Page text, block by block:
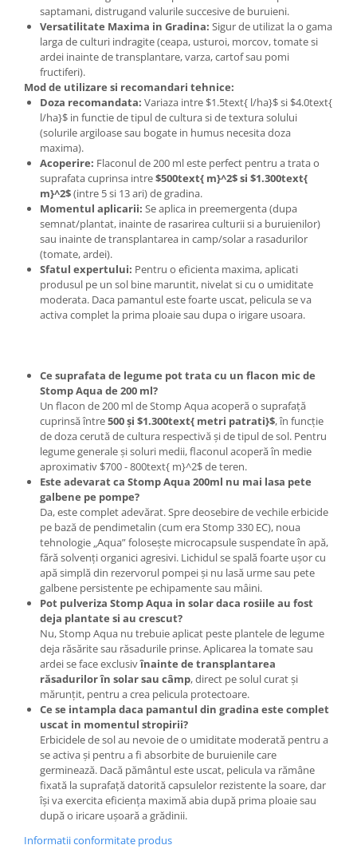
saptamani, distrugand valurile succesive de buruieni.
Versatilitate Maxima in Gradina: Sigur de utilizat la o gama
larga de culturi indragite (ceapa, usturoi, morcov, tomate si
ardei inainte de transplantare, varza, cartof sau pomi
fructiferi).
Mod de utilizare si recomandari tehnice:
Doza recomandata: Variaza intre $1.5text{ l/ha}$ si $4.0text{
l/ha}$ in functie de tipul de cultura si de textura solului
(solurile argiloase sau bogate in humus necesita doza
maxima).
Acoperire: Flaconul de 200 ml este perfect pentru a trata o
suprafata cuprinsa intre$500text{ m}^2$ si $1.300text{
m}^2$(intre 5 si 13 ari) de gradina.
Momentul aplicarii: Se aplica in preemergenta (dupa
semnat/plantat, inainte de rasarirea culturii si a buruienilor)
sau inainte de transplantarea in camp/solar a rasadurilor
(tomate, ardei).
Sfatul expertului: Pentru o eficienta maxima, aplicati
produsul pe un sol bine maruntit, nivelat si cu o umiditate
moderata. Daca pamantul este foarte uscat, pelicula se va
activa complet la prima ploaie sau dupa o irigare usoara.
Ce suprafata de legume pot trata cu un flacon mic de
Stomp Aqua de 200 ml?
Un flacon de 200 ml de Stomp Aqua acoperă o suprafață
cuprinsă între500 și $1.300text{ metri patrati}$, în funcție
de doza cerută de cultura respectivă și de tipul de sol. Pentru
legume generale și soluri medii, flaconul acoperă în medie
aproximativ $700 - 800text{ m}^2$ de teren.
Este adevarat ca Stomp Aqua 200ml nu mai lasa pete
galbene pe pompe?
Da, este complet adevărat. Spre deosebire de vechile erbicide
pe bază de pendimetalin (cum era Stomp 330 EC), noua
tehnologie „Aqua” folosește microcapsule suspendate în apă,
fără solvenți organici agresivi. Lichidul se spală foarte ușor cu
apă simplă din rezervorul pompei și nu lasă urme sau pete
galbene persistente pe echipamente sau mâini.
Pot pulveriza Stomp Aqua in solar daca rosiile au fost
deja plantate si au crescut?
Nu, Stomp Aqua nu trebuie aplicat peste plantele de legume
deja răsărite sau răsadurile prinse. Aplicarea la tomate sau
ardei se face exclusivînainte de transplantarea
răsadurilor în solar sau câmp, direct pe solul curat și
mărunțit, pentru a crea pelicula protectoare.
Ce se intampla daca pamantul din gradina este complet
uscat in momentul stropirii?
Erbicidele de sol au nevoie de o umiditate moderată pentru a
se activa și pentru a fi absorbite de buruienile care
germinează. Dacă pământul este uscat, pelicula va rămâne
fixată la suprafață datorită capsulelor rezistente la soare, dar
își va exercita eficiența maximă abia după prima ploaie sau
după o iricare ușoară a grădinii.
Informatii conformitate produs